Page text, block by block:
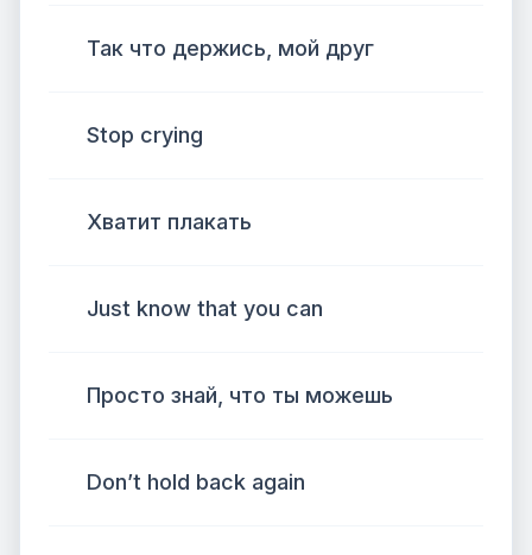
Так что держись, мой друг
Stop crying
Хватит плакать
Just know that you can
Просто знай, что ты можешь
Don’t hold back again